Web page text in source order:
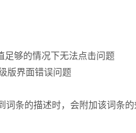
足够的情况下无法点击问题
版界面错误问题
条的描述时，会附加该词条的